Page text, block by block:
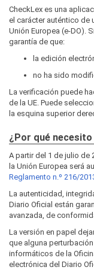
CheckLex es una
el carácter auténtico de
Unión Europea (e-DO).
garantía de que:
la edición
no ha sido
La verificación puede
de la UE. Puede
la esquina superior
¿Por qué necesito
A partir del 1 de julio de
la Unión Europea será
Reglamento n.º 216/
La autenticidad,
Diario Oficial están
avanzada, de
La versión en papel
que alguna
informáticos de la
electrónica del Diario